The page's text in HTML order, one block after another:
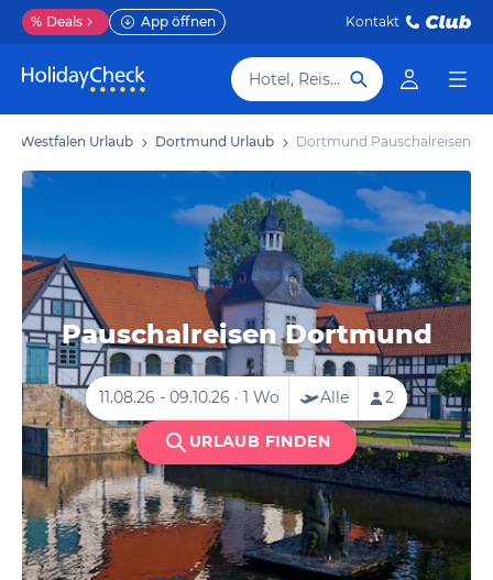
% Deals App öffnen Kontakt
Hotel, Reiseziel
Westfalen Urlaub Dortmund Urlaub Dortmund Pauschalreisen
Pauschalreisen Dortmund